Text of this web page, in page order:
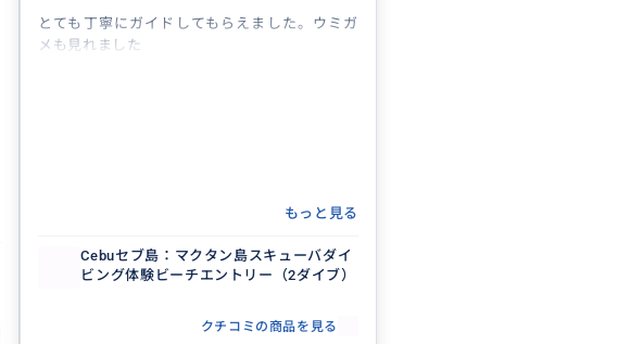
とても丁寧にガイドしてもらえました。ウミガ
メも見れました
もっと見る
Cebuセブ島：マクタン島スキューバダイ
ビング体験ビーチエントリー（2ダイブ）
クチコミの商品を見る